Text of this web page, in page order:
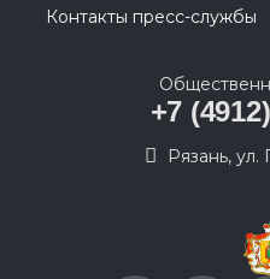
Контакты пресс-службы
+7
Рязань, ул.